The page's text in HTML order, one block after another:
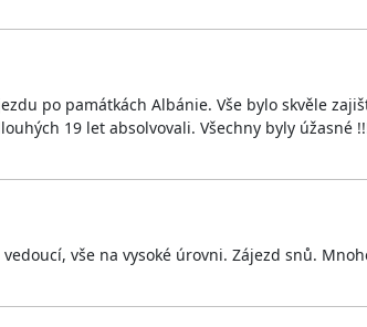
po památkách Albánie. Vše bylo skvěle
19 let absolvovali. Všechny byly
vše na vysoké úrovni. Zájezd snů.